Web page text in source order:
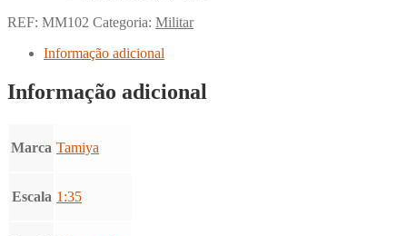
REF: MM102 Categoria: Militar
Informação adicional
Informação adicional
Marca Tamiya
Escala 1:35